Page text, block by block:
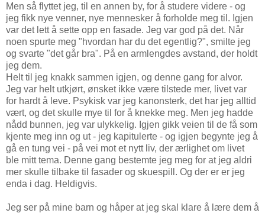
Men så flyttet jeg, til en annen by, for å studere videre - og
jeg fikk nye venner, nye mennesker å forholde meg til. Igjen
var det lett å sette opp en fasade. Jeg var god på det. Når
noen spurte meg "hvordan har du det egentlig?", smilte jeg
og svarte "det går bra". På en armlengdes avstand, der holdt
jeg dem.
Helt til jeg knakk sammen igjen, og denne gang for alvor.
Jeg var helt utkjørt, ønsket ikke være tilstede mer, livet var
for hardt å leve. Psykisk var jeg kanonsterk, det har jeg alltid
vært, og det skulle mye til for å knekke meg. Men jeg hadde
nådd bunnen, jeg var ulykkelig. Igjen gikk veien til de få som
kjente meg inn og ut - jeg kapitulerte - og igjen begynte jeg å
gå en tung vei - på vei mot et nytt liv, der ærlighet om livet
ble mitt tema. Denne gang bestemte jeg meg for at jeg aldri
mer skulle tilbake til fasader og skuespill. Og der er er jeg
enda i dag. Heldigvis.
Jeg ser på mine barn og håper at jeg skal klare å lære dem å